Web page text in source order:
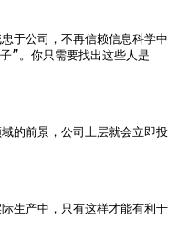
于公司，不再信赖信息科学中
”。你只需要找出这些人是
的前景，公司上层就会立即投
生产中，只有这样才能有利于